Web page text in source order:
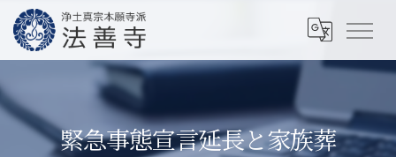
緊急事態宣言延長と家族葬